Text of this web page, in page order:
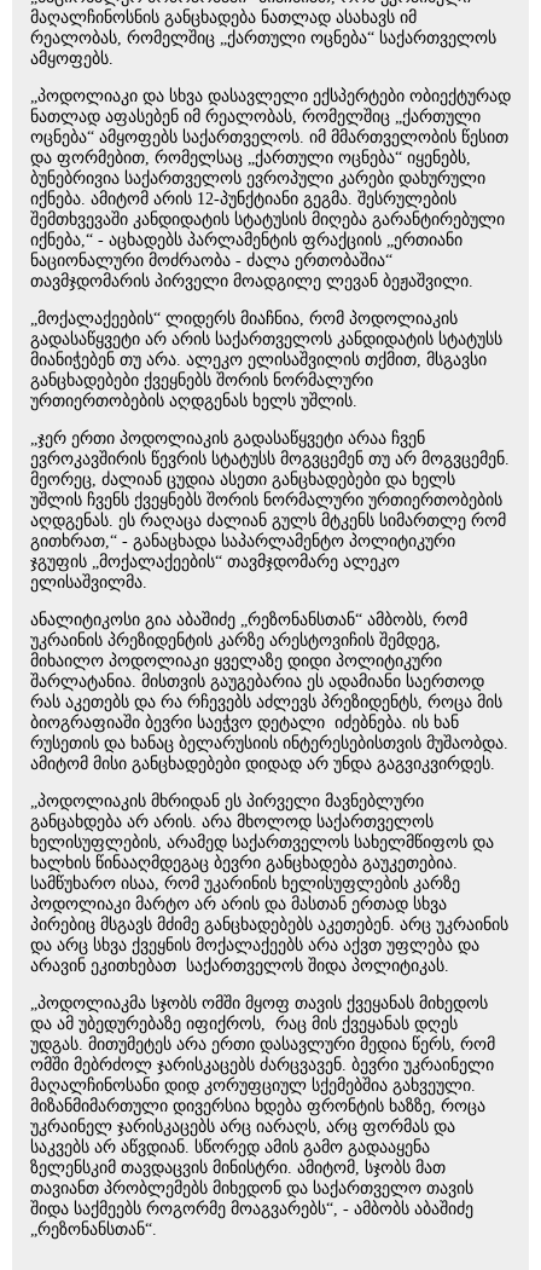
მაღალჩინოსნის განცხადება ნათლად ასახავს იმ
რეალობას, რომელშიც „ქართული ოცნება“ საქართველოს
ამყოფებს.
„პოდოლიაკი და სხვა დასავლელი ექსპერტები ობიექტურად
ნათლად აფასებენ იმ რეალობას, რომელშიც „ქართული
ოცნება“ ამყოფებს საქართველოს. იმ მმართველობის წესით
და ფორმებით, რომელსაც „ქართული ოცნება“ იყენებს,
ბუნებრივია საქართველოს ევროპული კარები დახურული
იქნება. ამიტომ არის 12-პუნქტიანი გეგმა. შესრულების
შემთხვევაში კანდიდატის სტატუსის მიღება გარანტირებული
იქნება,“ - აცხადებს პარლამენტის ფრაქციის „ერთიანი
ნაციონალური მოძრაობა - ძალა ერთობაშია“
თავმჯდომარის პირველი მოადგილე ლევან ბეჟაშვილი.
„მოქალაქეების“ ლიდერს მიაჩნია, რომ პოდოლიაკის
გადასაწყვეტი არ არის საქართველოს კანდიდატის სტატუსს
მიანიჭებენ თუ არა. ალეკო ელისაშვილის თქმით, მსგავსი
განცხადებები ქვეყნებს შორის ნორმალური
ურთიერთობების აღდგენას ხელს უშლის.
„ჯერ ერთი პოდოლიაკის გადასაწყვეტი არაა ჩვენ
ევროკავშირის წევრის სტატუსს მოგვცემენ თუ არ მოგვცემენ.
მეორეც, ძალიან ცუდია ასეთი განცხადებები და ხელს
უშლის ჩვენს ქვეყნებს შორის ნორმალური ურთიერთობების
აღდგენას. ეს რაღაცა ძალიან გულს მტკენს სიმართლე რომ
გითხრათ,“ - განაცხადა საპარლამენტო პოლიტიკური
ჯგუფის „მოქალაქეების“ თავმჯდომარე ალეკო
ელისაშვილმა.
ანალიტიკოსი გია აბაშიძე „რეზონანსთან“ ამბობს, რომ
უკრაინის პრეზიდენტის კარზე არესტოვიჩის შემდეგ,
მიხაილო პოდოლიაკი ყველაზე დიდი პოლიტიკური
შარლატანია. მისთვის გაუგებარია ეს ადამიანი საერთოდ
რას აკეთებს და რა რჩევებს აძლევს პრეზიდენტს, როცა მის
ბიოგრაფიაში ბევრი საეჭვო დეტალი იძებნება. ის ხან
რუსეთის და ხანაც ბელარუსიის ინტერესებისთვის მუშაობდა.
ამიტომ მისი განცხადებები დიდად არ უნდა გაგვიკვირდეს.
„პოდოლიაკის მხრიდან ეს პირველი მავნებლური
განცახდება არ არის. არა მხოლოდ საქართველოს
ხელისუფლების, არამედ საქართველოს სახელმწიფოს და
ხალხის წინააღმდეგაც ბევრი განცხადება გაუკეთებია.
სამწუხარო ისაა, რომ უკარინის ხელისუფლების კარზე
პოდოლიაკი მარტო არ არის და მასთან ერთად სხვა
პირებიც მსგავს მძიმე განცხადებებს აკეთებენ. არც უკრაინის
და არც სხვა ქვეყნის მოქალაქეებს არა აქვთ უფლება და
არავინ ეკითხებათ საქართველოს შიდა პოლიტიკას.
„პოდოლიაკმა სჯობს ომში მყოფ თავის ქვეყანას მიხედოს
და ამ უბედურებაზე იფიქროს, რაც მის ქვეყანას დღეს
უდგას. მითუმეტეს არა ერთი დასავლური მედია წერს, რომ
ომში მებრძოლ ჯარისკაცებს ძარცვავენ. ბევრი უკრაინელი
მაღალჩინოსანი დიდ კორუფციულ სქემებშია გახვეული.
მიზანმიმართული დივერსია ხდება ფრონტის ხაზზე, როცა
უკრაინელ ჯარისკაცებს არც იარაღს, არც ფორმას და
საკვებს არ აწვდიან. სწორედ ამის გამო გადააყენა
ზელენსკიმ თავდაცვის მინისტრი. ამიტომ, სჯობს მათ
თავიანთ პრობლემებს მიხედონ და საქართველო თავის
შიდა საქმეებს როგორმე მოაგვარებს“, - ამბობს აბაშიძე
„რეზონანსთან“.